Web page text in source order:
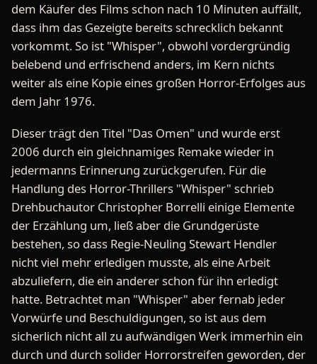
dem Käufer des Films schon nach 10 Minuten auffällt,
dass ihm das Gezeigte bereits schrecklich bekannt
vorkommt. So ist "Whisper", obwohl vordergründig
belebend und erfrischend anders, im Kern nichts
weiter als eine Kopie eines großen Horror-Erfolges aus
dem Jahr 1976.
Dieser trägt den Titel "Das Omen" und wurde erst
2006 durch ein gleichnamiges Remake wieder in
jedermanns Erinnerung zurückgerufen. Für die
Handlung des Horror-Thrillers "Whisper" schrieb
Drehbuchautor Christopher Borrelli einige Elemente
der Erzählung um, ließ aber die Grundgerüste
bestehen, so dass Regie-Neuling Stewart Hendler
nicht viel mehr erledigen musste, als eine Arbeit
abzuliefern, die ein anderer schon für ihn erledigt
hatte. Betrachtet man "Whisper" aber fernab jeder
Vorwürfe und Beschuldigungen, so ist aus dem
sicherlich nicht all zu aufwändigen Werk immerhin ein
durch und durch solider Horrorstreifen geworden, der